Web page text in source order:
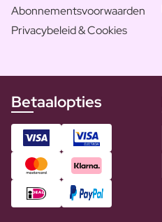
Abonnementsvoorwaarden
Privacybeleid & Cookies
Betaalopties